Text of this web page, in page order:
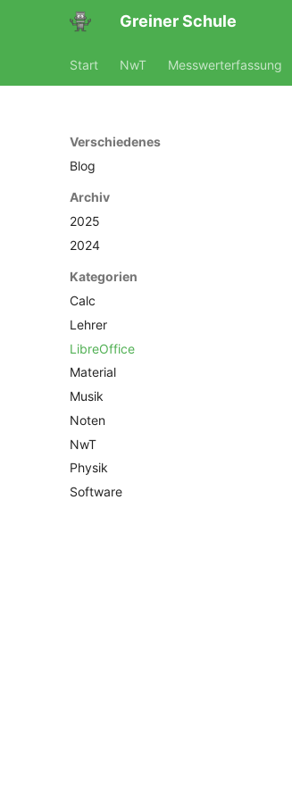
Greiner Schule
Start NwT Messwerterfassung
Verschiedenes
Blog
Archiv
2025
2024
Kategorien
Calc
Lehrer
LibreOffice
Material
Musik
Noten
NwT
Physik
Software